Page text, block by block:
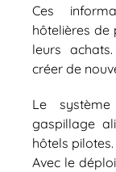
Ces
hôtelières de
leurs
créer de
Le
gaspillage
hôtels
Avec le